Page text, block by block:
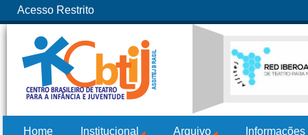
Acesso Restrito
Home Institucional Arquivo